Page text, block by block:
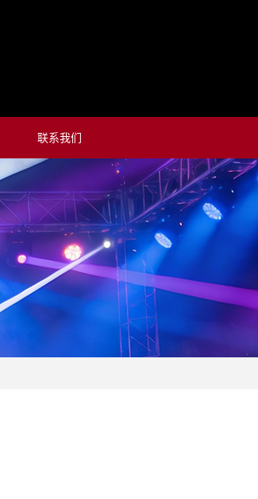
联系我们